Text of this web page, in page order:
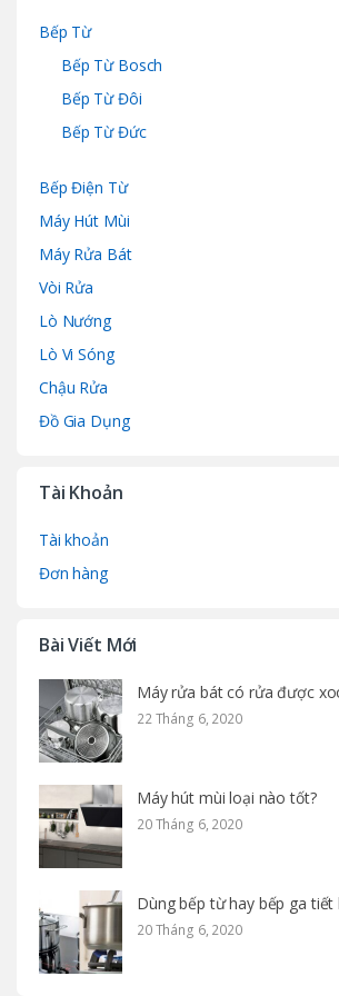
Bếp Từ
Bếp Từ Bosch
Bếp Từ Đôi
Bếp Từ Đức
Bếp Điện Từ
Máy Hút Mùi
Máy Rửa Bát
Vòi Rửa
Lò Nướng
Lò Vi Sóng
Chậu Rửa
Đồ Gia Dụng
Tài Khoản
Tài khoản
Đơn hàng
Bài Viết Mới
Máy rửa bát có rửa được
22 Tháng 6, 2020
Máy hút mùi loại nào tốt?
20 Tháng 6, 2020
Dùng bếp từ hay bếp ga tiết
20 Tháng 6, 2020